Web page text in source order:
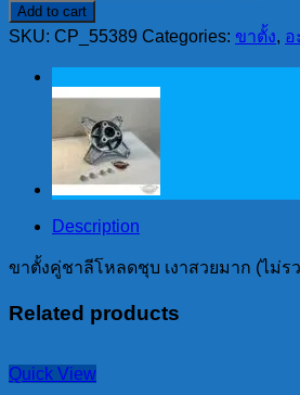
ตั้ง
คู่
ชา
มาก
quantity
Add to cart
SKU: CP_55389 Categories: ขาตั้ง, อ
Description
ขาตั้งคู่ชาลีโหลดชุบ เงาสวยมาก (ไม่ร
Related products
Quick View